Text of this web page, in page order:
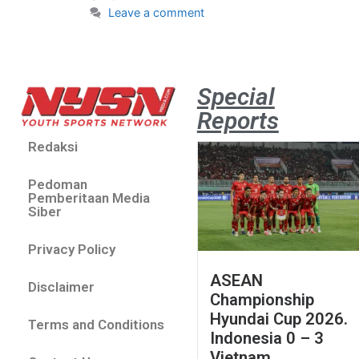
Leave a comment
Redaksi
Pedoman
Pemberitaan Media
Siber
Privacy Policy
Disclaimer
Terms and Conditions
Special
Reports
ASEAN
Championship
Hyundai Cup 2026.
Indonesia 0 – 3